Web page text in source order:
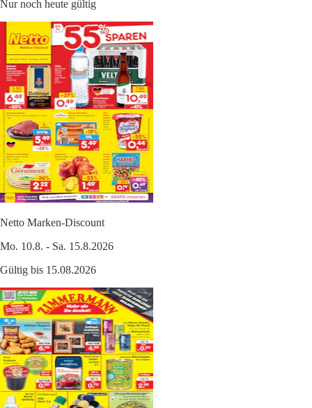
Nur noch heute gültig
Netto Marken-Discount
Mo. 10.8. - Sa. 15.8.2026
Gültig bis 15.08.2026